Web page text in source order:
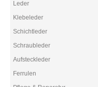
Leder
Klebeleder
Schichtleder
Schraubleder
Aufsteckleder
Ferrulen